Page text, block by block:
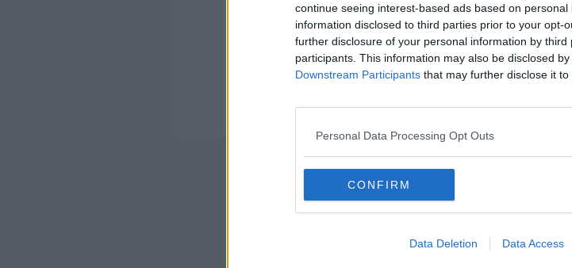
continue seeing interest-based ads based on
information disclosed to third parties prior to your opt-
further disclosure of your personal information by third
participants. This information may also be disclosed
Downstream Participants that may further disclose it to
Personal Data Processing Opt Outs
CONFIRM
Data Deletion Data Access
Kommentaren skal godkendes før den bliver synlig